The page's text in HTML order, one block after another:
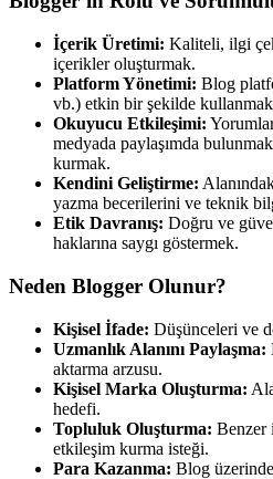
İçerik Üretimi: Kaliteli, ilgi
içerikler oluşturmak.
Platform Yönetimi: Blog
vb.) etkin bir şekilde
Okuyucu Etkileşimi:
medyada paylaşımda
kurmak.
Kendini Geliştirme:
yazma becerilerini ve teknik
Etik Davranış: Doğru ve
haklarına saygı göstermek.
Neden Blogger Olunur?
Kişisel İfade: Düşünceleri ve
Uzmanlık Alanını Paylaşma:
aktarma arzusu.
Kişisel Marka Oluşturma:
hedefi.
Topluluk Oluşturma: Benzer
etkileşim kurma isteği.
Para Kazanma: Blog